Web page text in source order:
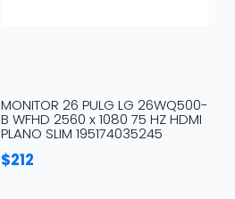
MONITOR 26 PULG LG 26WQ500-
B WFHD 2560 x 1080 75 HZ HDMI
PLANO SLIM 195174035245
$212